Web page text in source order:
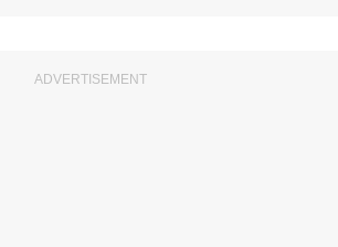
ADVERTISEMENT